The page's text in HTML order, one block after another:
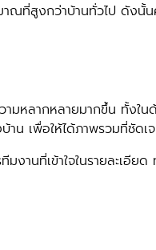
ที่สูงกว่าบ้านทั่วไป ดัง
มหลากหลายมากขึ้น ทั้ง
าน เพื่อให้ได้ภาพรวมที่ชัด
นที่เข้าใจในรายละเอี